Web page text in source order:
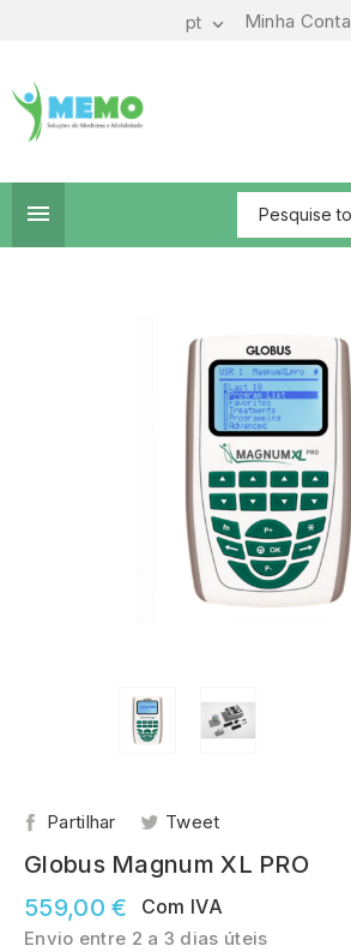
Minha Conta
pt 

Partilhar Tweet
Globus Magnum XL PRO
559,00 €
Com IVA
Envio entre 2 a 3 dias úteis